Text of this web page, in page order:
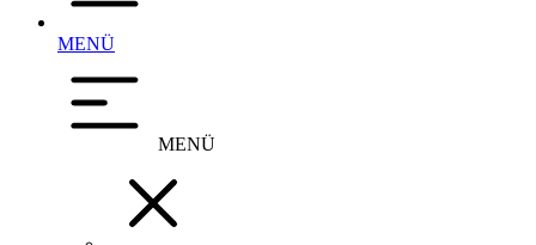
MENÜ
MENÜ